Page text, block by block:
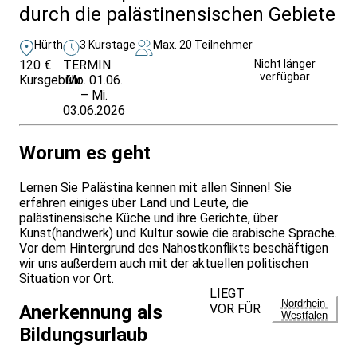
durch die palästinensischen Gebiete
Hürth 3 Kurstage Max. 20 Teilnehmer
120 €
Kursgebühr
TERMIN
Mo. 01.06.
– Mi.
03.06.2026
Nicht länger
verfügbar
Worum es geht
Lernen Sie Palästina kennen mit allen Sinnen! Sie
erfahren einiges über Land und Leute, die
palästinensische Küche und ihre Gerichte, über
Kunst(handwerk) und Kultur sowie die arabische Sprache.
Vor dem Hintergrund des Nahostkonflikts beschäftigen
wir uns außerdem auch mit der aktuellen politischen
Situation vor Ort.
Anerkennung als
Bildungsurlaub
LIEGT
VOR FÜR
Nordrhein-
Westfalen